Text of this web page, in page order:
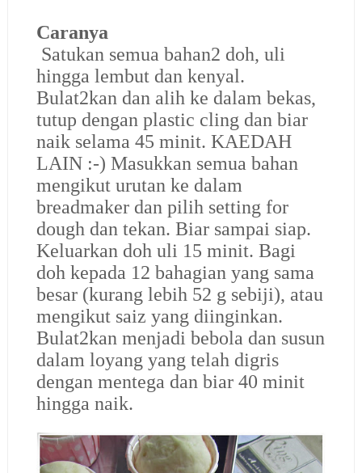
Caranya
Satukan semua bahan2 doh, uli
hingga lembut dan kenyal.
Bulat2kan dan alih ke dalam bekas,
tutup dengan plastic cling dan biar
naik selama 45 minit. KAEDAH
LAIN :-) Masukkan semua bahan
mengikut urutan ke dalam
breadmaker dan pilih setting for
dough dan tekan. Biar sampai siap.
Keluarkan doh uli 15 minit. Bagi
doh kepada 12 bahagian yang sama
besar (kurang lebih 52 g sebiji), atau
mengikut saiz yang diinginkan.
Bulat2kan menjadi bebola dan susun
dalam loyang yang telah digris
dengan mentega dan biar 40 minit
hingga naik.